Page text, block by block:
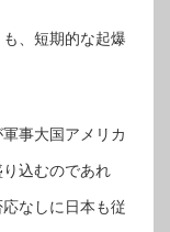
、短期的な起爆
事大国アメリカ
込むのであれ
なしに日本も従